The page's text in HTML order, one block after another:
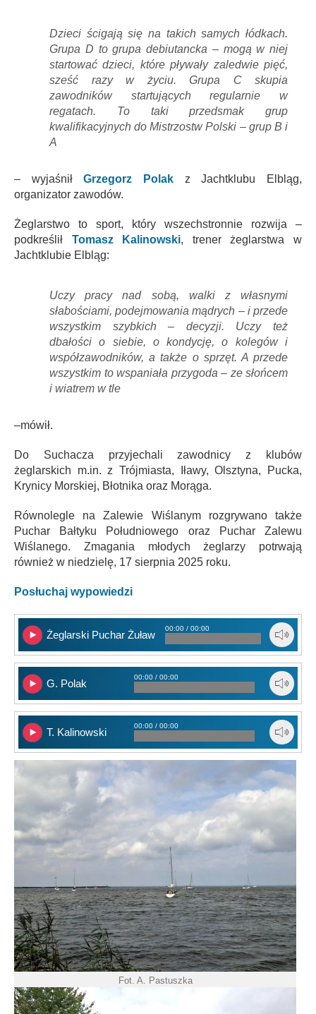
Dzieci ścigają się na takich samych łódkach.
Grupa D to grupa debiutancka – mogą w niej
startować dzieci, które pływały zaledwie pięć,
sześć razy w życiu. Grupa C skupia
zawodników startujących regularnie w
regatach. To taki przedsmak grup
kwalifikacyjnych do Mistrzostw Polski – grup B i
A
– wyjaśniłGrzegorz Polak z Jachtklubu Elbląg,
organizator zawodów.
Żeglarstwo to sport, który wszechstronnie rozwija –
podkreślił Tomasz Kalinowski, trener żeglarstwa w
Jachtklubie Elbląg:
Uczy pracy nad sobą, walki z własnymi
słabościami, podejmowania mądrych – i przede
wszystkim szybkich – decyzji. Uczy też
dbałości o siebie, o kondycję, o kolegów i
współzawodników, a także o sprzęt. A przede
wszystkim to wspaniała przygoda – ze słońcem
i wiatrem w tle
–mówił.
Do Suchacza przyjechali zawodnicy z klubów
żeglarskich m.in. z Trójmiasta, Iławy, Olsztyna, Pucka,
Krynicy Morskiej, Błotnika oraz Morąga.
Równolegle na Zalewie Wiślanym rozgrywano także
Puchar Bałtyku Południowego oraz Puchar Zalewu
Wiślanego. Zmagania młodych żeglarzy potrwają
również w niedzielę, 17 sierpnia 2025 roku.
Posłuchaj wypowiedzi
Żeglarski Puchar Żuław
00:00 / 00:00
G. Polak
00:00 / 00:00
T. Kalinowski
00:00 / 00:00
Fot. A. Pastuszka